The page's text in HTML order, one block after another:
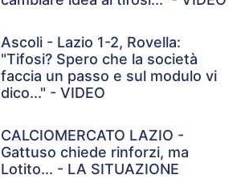
Ascoli - Lazio 1-2, Rovella:
"Tifosi? Spero che la società
faccia un passo e sul modulo vi
dico..." - VIDEO
CALCIOMERCATO LAZIO -
Gattuso chiede rinforzi, ma
Lotito... - LA SITUAZIONE